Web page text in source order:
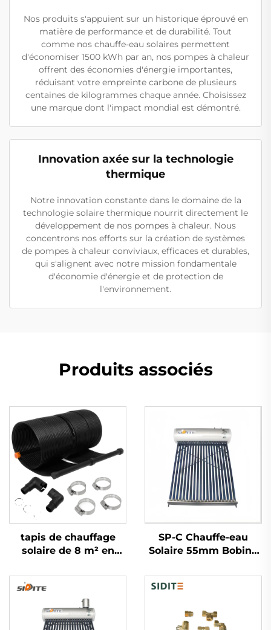
Nos produits s'appuient sur un historique éprouvé en
matière de performance et de durabilité. Tout
comme nos chauffe-eau solaires permettent
d'économiser 1500 kWh par an, nos pompes à chaleur
offrent des économies d'énergie importantes,
réduisant votre empreinte carbone de plusieurs
centaines de kilogrammes chaque année. Choisissez
une marque dont l'impact mondial est démontré.
Innovation axée sur la technologie
thermique
Notre innovation constante dans le domaine de la
technologie solaire thermique nourrit directement le
développement de nos pompes à chaleur. Nous
concentrons nos efforts sur la création de systèmes
de pompes à chaleur conviviaux, efficaces et durables,
qui s'alignent avec notre mission fondamentale
d'économie d'énergie et de protection de
l'environnement.
Produits associés
tapis de chauffage
solaire de 8 m² en
absorber l'énergie
solaire pour chauffe-
SP-C Chauffe-eau
Solaire 55mm Bobine
de Chaleur Haute
Pression Installation
Plat Libre-Service